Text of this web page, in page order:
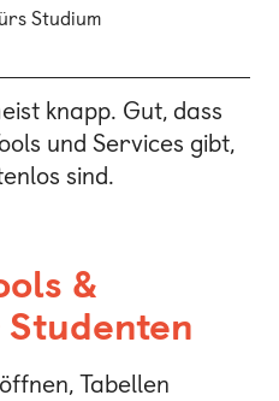
Studium
knapp. Gut, dass
und Services gibt,
sind.
&
Tabellen